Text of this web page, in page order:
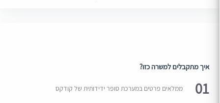
איך מתקבלים למשרה כזו?
01 ממלאים פרטים במערכת סופר ידידותית של קודקס